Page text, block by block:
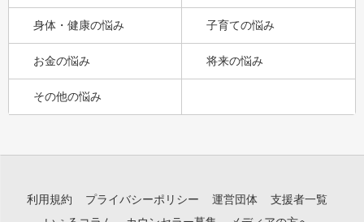
身体・健康の悩み 子育ての悩み
お金の悩み 将来の悩み
その他の悩み
利用規約 プライバシーポリシー 運営団体
支援者一覧